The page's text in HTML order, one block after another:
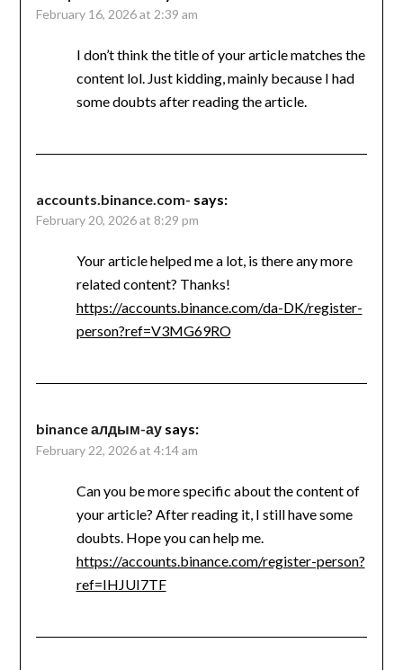
February 16, 2026 at 2:39 am
I don’t think the title of your article matches the
content lol. Just kidding, mainly because I had
some doubts after reading the article.
accounts.binance.com- says:
February 20, 2026 at 8:29 pm
Your article helped me a lot, is there any more
related content? Thanks!
https://accounts.binance.com/da-DK/register-
person?ref=V3MG69RO
binance алдым-ау says:
February 22, 2026 at 4:14 am
Can you be more specific about the content of
your article? After reading it, I still have some
doubts. Hope you can help me.
https://accounts.binance.com/register-person?
ref=IHJUI7TF